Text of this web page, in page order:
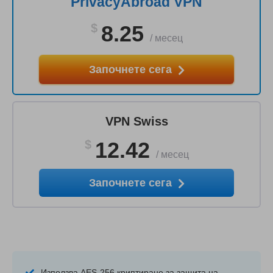
$ 8.25 / месец
Започнете сега
VPN Swiss
$ 12.42 / месец
Започнете сега